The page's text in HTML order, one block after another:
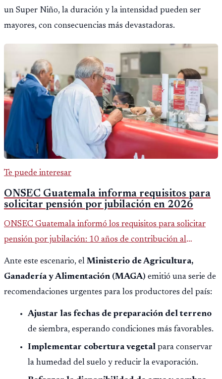
un Super Niño, la duración y la intensidad pueden ser
mayores, con consecuencias más devastadoras.
Te puede interesar
ONSEC Guatemala informa requisitos para
solicitar pensión por jubilación en 2026
ONSEC Guatemala informó los requisitos para solicitar
pensión por jubilación: 10 años de contribución al
Montepío y 50 años de edad, o 20 años de servicio sin
importar edad.
Ante este escenario, el Ministerio de Agricultura,
Ganadería y Alimentación (MAGA) emitió una serie de
recomendaciones urgentes para los productores del país:
Ajustar las fechas de preparación del terreno
de siembra, esperando condiciones más favorables.
Implementar cobertura vegetal para conservar
la humedad del suelo y reducir la evaporación.